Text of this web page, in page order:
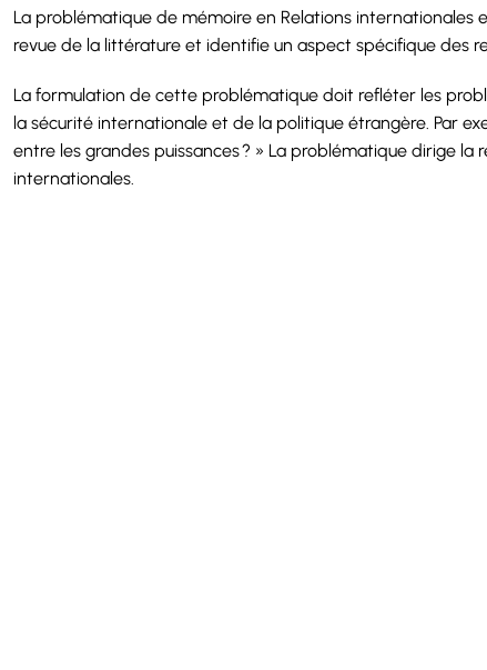
La problématique de mémoire en Relations internationales
revue de la littérature et identifie un aspect spécifique des
La formulation de cette problématique doit refléter les
la sécurité internationale et de la politique étrangère. Par
entre les grandes puissances ? » La problématique dirige
internationales.